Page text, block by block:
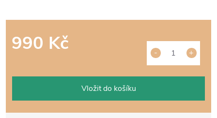
990 Kč
Vložit do košíku